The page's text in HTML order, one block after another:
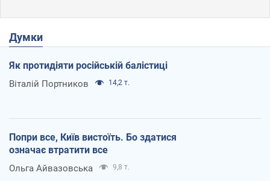
Думки
Як протидіяти російській балістиці
Віталій Портников 14,2 т.
Попри все, Київ вистоїть. Бо здатися
означає втратити все
Ольга Айвазовська 9,8 т.